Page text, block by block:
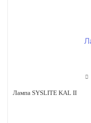
Лампа SYSLITE KAL II